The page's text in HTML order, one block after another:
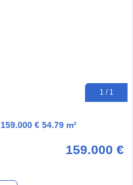
1 / 1
€ 54.79 m²
159.000 €